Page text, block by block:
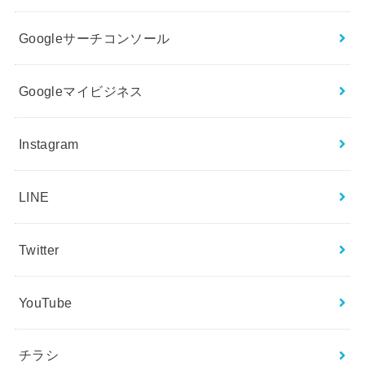
Googleサーチコンソール
Googleマイビジネス
Instagram
LINE
Twitter
YouTube
チラシ